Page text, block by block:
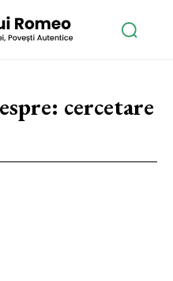
cercetare